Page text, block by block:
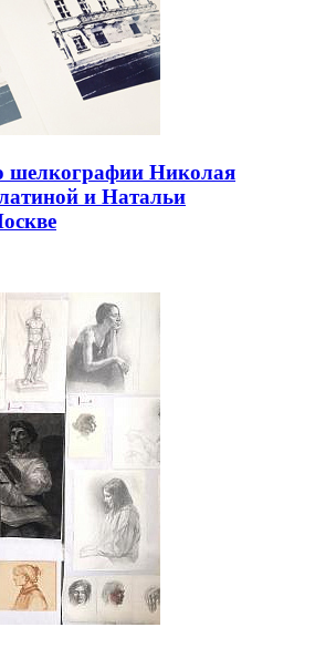
шелкографии Николая
и Натальи